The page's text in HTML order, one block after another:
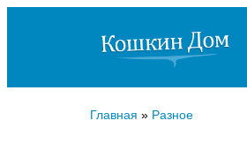
Главная » Разное